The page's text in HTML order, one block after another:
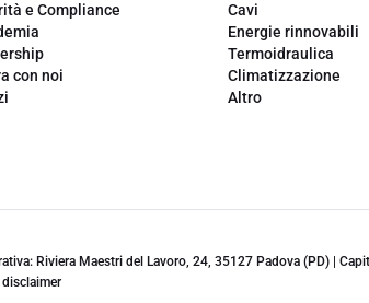
e Compliance
con noi
Cavi
Energie rinnovabili
Termoidraulica
Climatizzazione
Altro
Riviera Maestri del Lavoro, 24, 35127 Padova (PD) |
disclaimer